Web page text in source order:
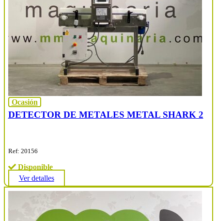
Ocasión
DETECTOR DE METALES METAL SHARK 2
Ref: 20156
Disponible
Ver detalles